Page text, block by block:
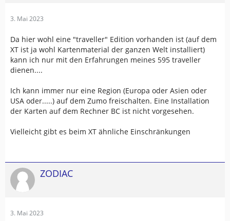
3. Mai 2023
Da hier wohl eine "traveller" Edition vorhanden ist (auf dem
XT ist ja wohl Kartenmaterial der ganzen Welt installiert)
kann ich nur mit den Erfahrungen meines 595 traveller
dienen....
Ich kann immer nur eine Region (Europa oder Asien oder
USA oder.....) auf dem Zumo freischalten. Eine Installation
der Karten auf dem Rechner BC ist nicht vorgesehen.
Vielleicht gibt es beim XT ähnliche Einschränkungen
ZODIAC
3. Mai 2023